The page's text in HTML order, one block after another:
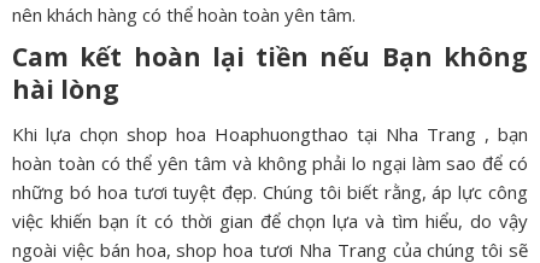
nên khách hàng có thể hoàn toàn yên tâm.
Cam kết hoàn lại tiền nếu Bạn không
hài lòng
Khi lựa chọn shop hoa Hoaphuongthao tại Nha Trang , bạn
hoàn toàn có thể yên tâm và không phải lo ngại làm sao để có
những bó hoa tươi tuyệt đẹp. Chúng tôi biết rằng, áp lực công
việc khiến bạn ít có thời gian để chọn lựa và tìm hiểu, do vậy
ngoài việc bán hoa, shop hoa tươi Nha Trang của chúng tôi sẽ